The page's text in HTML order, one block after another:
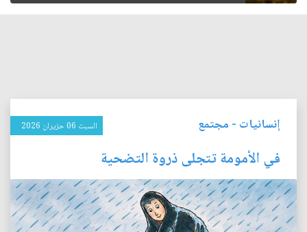
إنسانيات - مجتمع السبت 06 حزيران 2026
في الأمومة تتجلى ذروة التضحية